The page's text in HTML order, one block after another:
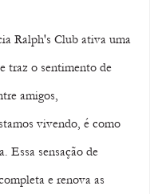
Ralph's Club ativa uma
traz o sentimento de
amigos,
vivendo, é como
Essa sensação de
e renova as